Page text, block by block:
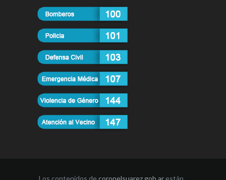
Los contenidos decoronelsuarez.gob.ar están